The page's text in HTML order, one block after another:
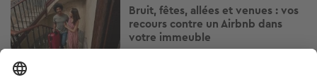
Bruit, fêtes, allées et venues : vos
recours contre un Airbnb dans
votre immeuble